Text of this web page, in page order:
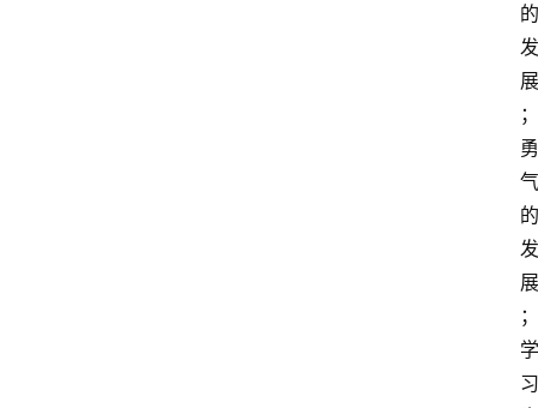
的
发
展
；
勇
气
的
发
展
；
学
习